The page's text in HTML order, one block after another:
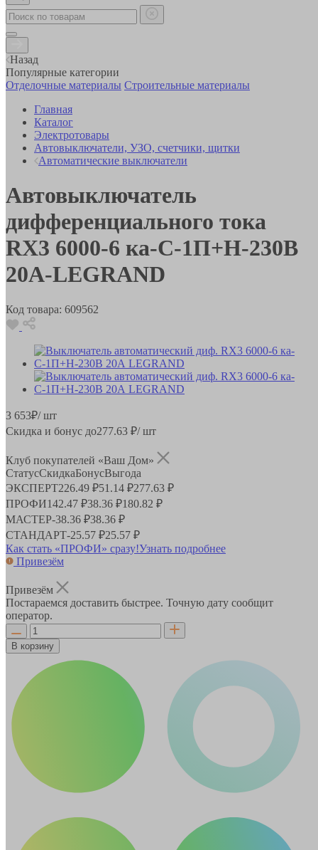
Назад
Популярные категории
Отделочные материалы Строительные материалы
Главная
Каталог
Электротовары
Автовыключатели, УЗО, счетчики, щитки
Автоматические выключатели
Автовыключатель
дифференциального тока
RX3 6000-6 ка-С-1П+Н-230В
20А-LEGRAND
Код товара: 609562
3 653₽/ шт
Скидка и бонус до277.63 ₽/ шт
Клуб покупателей «Ваш Дом»
СтатусСкидкаБонусВыгода
ЭКСПЕРТ226.49 ₽51.14 ₽277.63 ₽
ПРОФИ142.47 ₽38.36 ₽180.82 ₽
МАСТЕР-38.36 ₽38.36 ₽
СТАНДАРТ-25.57 ₽25.57 ₽
Как стать «ПРОФИ» сразу!Узнать подробнее
Привезём
Привезём
Постараемся доставить быстрее. Точную дату сообщит
оператор.
В корзину